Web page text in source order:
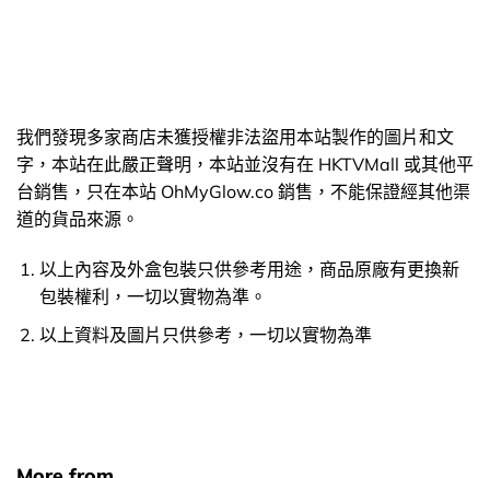
我們發現多家商店未獲授權非法盜用本站製作的圖片和文
字，本站在此嚴正聲明，本站並沒有在 HKTVMall 或其他平
台銷售，只在本站 OhMyGlow.co 銷售，不能保證經其他渠
道的貨品來源。
以上內容及外盒包裝只供參考用途，商品原廠有更換新
包裝權利，一切以實物為準。
以上資料及圖片只供參考，一切以實物為準